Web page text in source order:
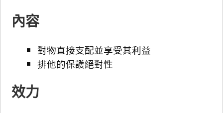
內容
對物直接支配並享受其利益
排他的保護絕對性
效力